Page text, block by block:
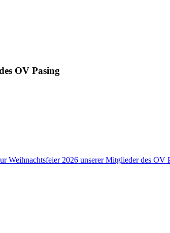
OV Pasing
Weihnachtsfeier 2026 unserer Mitglieder des OV